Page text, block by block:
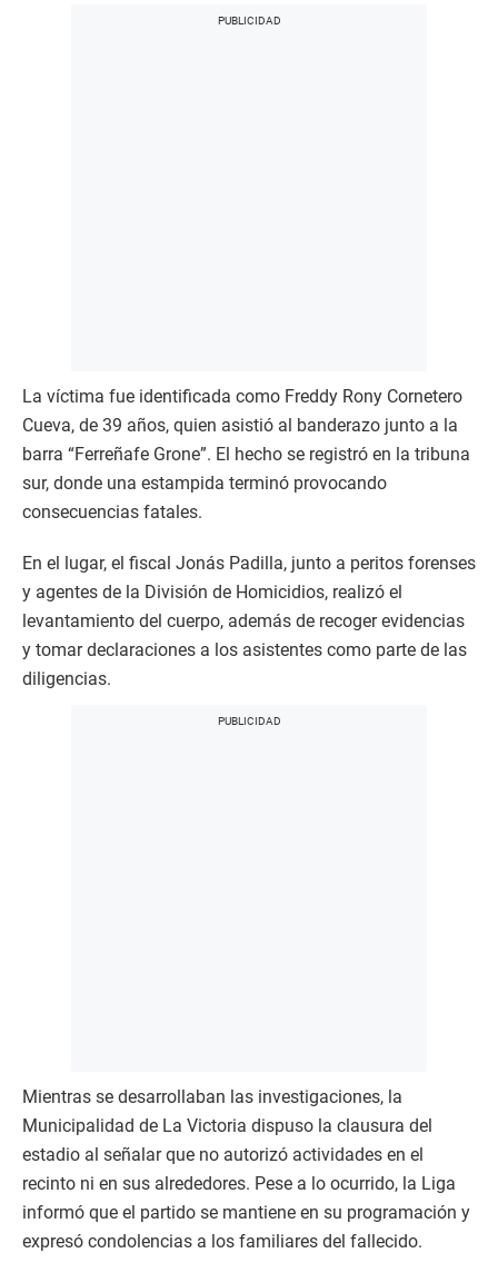
La víctima fue identificada como Freddy Rony Cornetero
Cueva, de 39 años, quien asistió al banderazo junto a la
barra “Ferreñafe Grone”. El hecho se registró en la tribuna
sur, donde una estampida terminó provocando
consecuencias fatales.
En el lugar, el fiscal Jonás Padilla, junto a peritos forenses
y agentes de la División de Homicidios, realizó el
levantamiento del cuerpo, además de recoger evidencias
y tomar declaraciones a los asistentes como parte de las
diligencias.
Mientras se desarrollaban las investigaciones, la
Municipalidad de La Victoria dispuso la clausura del
estadio al señalar que no autorizó actividades en el
recinto ni en sus alrededores. Pese a lo ocurrido, la Liga
informó que el partido se mantiene en su programación y
expresó condolencias a los familiares del fallecido.